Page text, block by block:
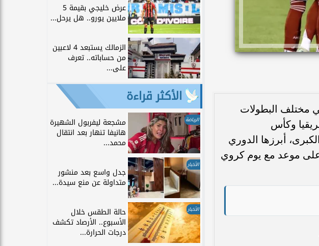
مختلف البطولات
وكأس
أبرزها الدوري
على موعد مع يوم كروي
عرض خليجي بقيمة 5
ملايين يورو.. هل يرحل...
الزمالك يستبعد 4 لاعبين
من حساباته.. تعرف
على...
الأكثر قراءة
الرياضة مشجعة ليفربول الشهيرة
هانيفا تنهار بعد انتقال
محمد...
الأخبار
جدل واسع بعد منشور
متداولة عن منع سيدة...
الأخبار حالة الطقس خلال
الأسبوع.. الأرصاد تكشف
درجات الحرارة...